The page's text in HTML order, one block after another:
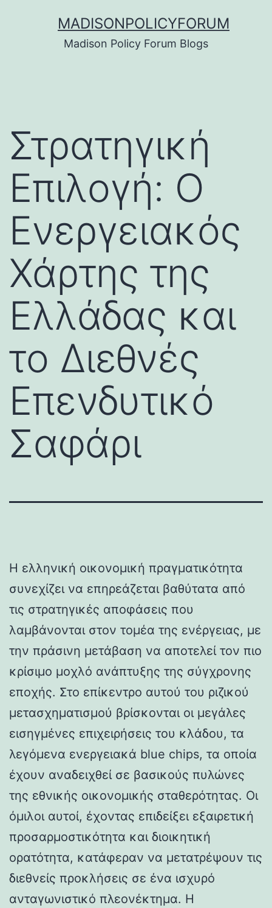
MADISONPOLICYFORUM
Madison Policy Forum Blogs
Στρατηγική
Επιλογή: Ο
Ενεργειακός
Χάρτης της
Ελλάδας και
το Διεθνές
Επενδυτικό
Σαφάρι
Η ελληνική οικονομική πραγματικότητα
συνεχίζει να επηρεάζεται βαθύτατα από
τις στρατηγικές αποφάσεις που
λαμβάνονται στον τομέα της ενέργειας, με
την πράσινη μετάβαση να αποτελεί τον πιο
κρίσιμο μοχλό ανάπτυξης της σύγχρονης
εποχής. Στο επίκεντρο αυτού του ριζικού
μετασχηματισμού βρίσκονται οι μεγάλες
εισηγμένες επιχειρήσεις του κλάδου, τα
λεγόμενα ενεργειακά blue chips, τα οποία
έχουν αναδειχθεί σε βασικούς πυλώνες
της εθνικής οικονομικής σταθερότητας. Οι
όμιλοι αυτοί, έχοντας επιδείξει εξαιρετική
προσαρμοστικότητα και διοικητική
ορατότητα, κατάφεραν να μετατρέψουν τις
διεθνείς προκλήσεις σε ένα ισχυρό
ανταγωνιστικό πλεονέκτημα. Η